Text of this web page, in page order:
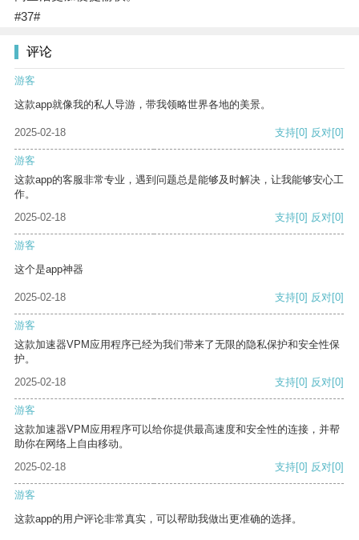
#37#
评论
游客
这款app就像我的私人导游，带我领略世界各地的美景。
2025-02-18 支持[0] 反对[0]
游客
这款app的客服非常专业，遇到问题总是能够及时解决，让我能够安心工
作。
2025-02-18
支持[0] 反对[0]
游客
这个是app神器
2025-02-18 支持[0] 反对[0]
游客
这款加速器VPM应用程序已经为我们带来了无限的隐私保护和安全性保
护。
2025-02-18
支持[0] 反对[0]
游客
这款加速器VPM应用程序可以给你提供最高速度和安全性的连接，并帮
助你在网络上自由移动。
2025-02-18
支持[0] 反对[0]
游客
这款app的用户评论非常真实，可以帮助我做出更准确的选择。